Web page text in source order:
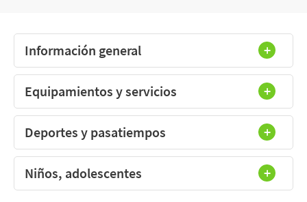
Información general
Equipamientos y servicios
Deportes y pasatiempos
Niños, adolescentes